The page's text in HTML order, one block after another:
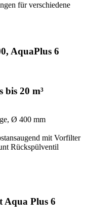
für verschiedene
AquaPlus 6
bis 20 m³
Ø 400 mm
mit Vorfilter
Rückspülventil
Aqua Plus 6